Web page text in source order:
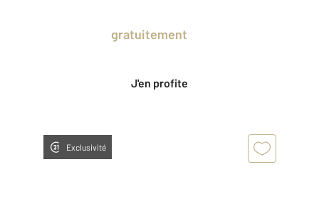
gratuitement
J'en profite
Exclusivité